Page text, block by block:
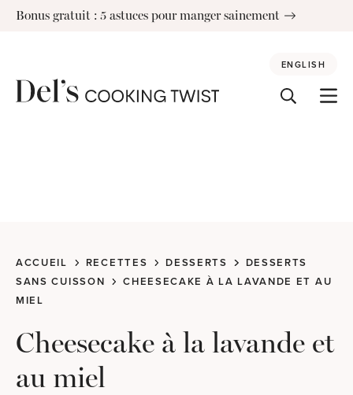
SkipBonus gratuit : 5 astuces pour manger sainement
ENGLISH
ACCUEIL RECETTES DESSERTS
DESSERTS
SANS CUISSON
CHEESECAKE À LA LAVANDE ET AU
MIEL
Cheesecake à la lavande et
au miel